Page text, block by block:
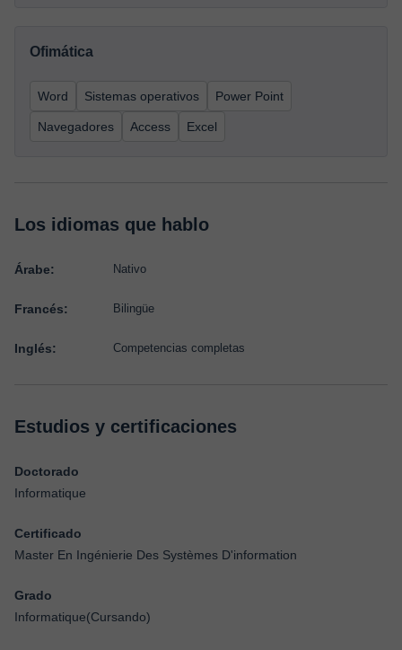
Ofimática
Word Sistemas operativos Power Point
Navegadores Access Excel
Los idiomas que hablo
Árabe: Nativo
Francés: Bilingüe
Inglés: Competencias completas
Estudios y certificaciones
Doctorado
Informatique
Certificado
Master En Ingénierie Des Systèmes D'information
Grado
Informatique(Cursando)